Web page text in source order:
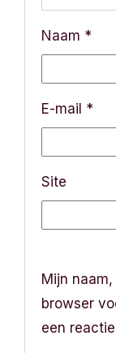
Naam *
E-mail *
Site
Mijn
browser
een